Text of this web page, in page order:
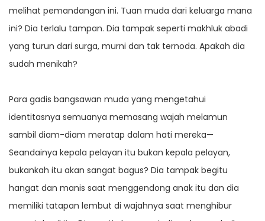
melihat pemandangan ini. Tuan muda dari keluarga mana
ini? Dia terlalu tampan. Dia tampak seperti makhluk abadi
yang turun dari surga, murni dan tak ternoda. Apakah dia
sudah menikah?
Para gadis bangsawan muda yang mengetahui
identitasnya semuanya memasang wajah melamun
sambil diam-diam meratap dalam hati mereka—
Seandainya kepala pelayan itu bukan kepala pelayan,
bukankah itu akan sangat bagus? Dia tampak begitu
hangat dan manis saat menggendong anak itu dan dia
memiliki tatapan lembut di wajahnya saat menghibur